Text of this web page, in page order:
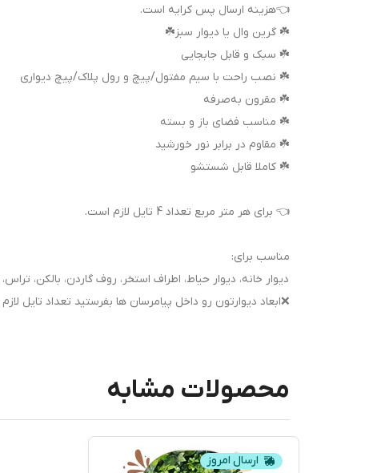
👈هزینه ارسال پس کرایه است.
☘️ گرین وال یا دیوار سبز☘️
☘️ سبک و قابل جابجایی
☘️ نصب راحت با سیم مفتول/پیچ و رول پلاک/پیچ دیواری
☘️ مقرون به‌صرفه
☘️ مناسب فضای باز و بسته
☘️ مقاوم در برابر نور خورشید
☘️ کاملا قابل شستشو
👈 برای هر متر مربع تعداد 4 تایل لازم است.
مناسب برای:
دیوار خانه، دیوار حیاط، اطراف استخر، روف گاردن، بالکن،
❌ابعاد دیوارتون رو داخل پیامرسان ها بفرستید تعداد تایل
محصولات مشابه
ارسال امروز